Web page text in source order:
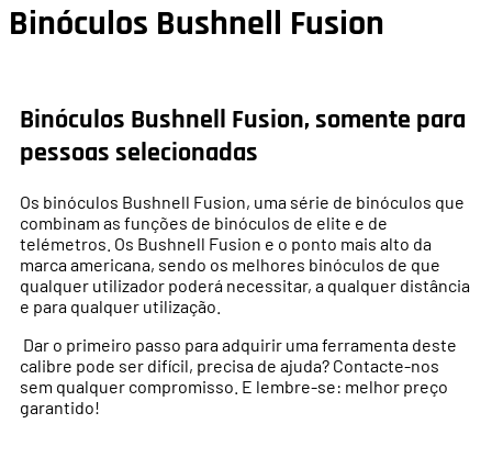
Binóculos Bushnell Fusion
Binóculos Bushnell Fusion, somente para
pessoas selecionadas
Os binóculos Bushnell Fusion, uma série de binóculos que
combinam as funções de binóculos de elite e de
telémetros. Os Bushnell Fusion e o ponto mais alto da
marca americana, sendo os melhores binóculos de que
qualquer utilizador poderá necessitar, a qualquer distância
e para qualquer utilização.
Dar o primeiro passo para adquirir uma ferramenta deste
calibre pode ser difícil, precisa de ajuda? Contacte-nos
sem qualquer compromisso. E lembre-se: melhor preço
garantido!